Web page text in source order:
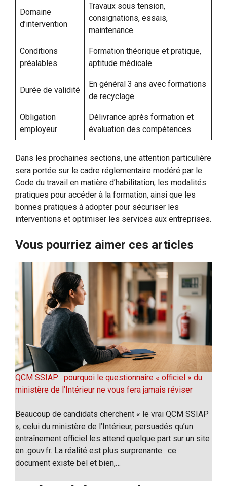
Domaine
d’intervention
Travaux sous tension,
consignations, essais,
maintenance
Conditions
préalables
Formation théorique et pratique,
aptitude médicale
Durée de validité
En général 3 ans avec formations
de recyclage
Obligation
employeur
Délivrance après formation et
évaluation des compétences
Dans les prochaines sections, une attention particulière
sera portée sur le cadre réglementaire modéré par le
Code du travail en matière d’habilitation, les modalités
pratiques pour accéder à la formation, ainsi que les
bonnes pratiques à adopter pour sécuriser les
interventions et optimiser les services aux entreprises.
Vous pourriez aimer ces articles
QCM SSIAP : pourquoi le questionnaire « officiel » du
ministère de l’Intérieur ne vous fera jamais réviser
Beaucoup de candidats cherchent « le vrai QCM SSIAP
», celui du ministère de l’Intérieur, persuadés qu’un
entraînement officiel les attend quelque part sur un site
en .gouv.fr. La réalité est plus surprenante : ce
document existe bel et bien,…